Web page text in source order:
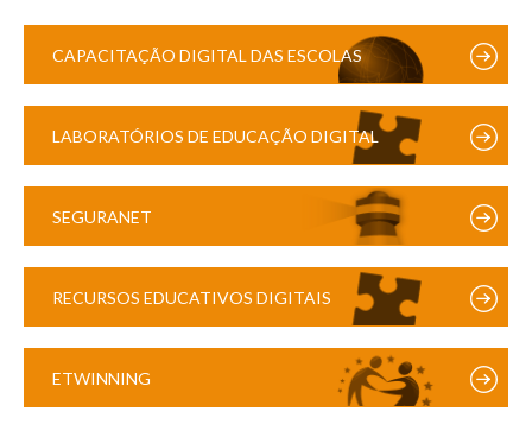
CAPACITAÇÃO DIGITAL DAS ESCOLAS
LABORATÓRIOS DE EDUCAÇÃO DIGITAL
SEGURANET
RECURSOS EDUCATIVOS DIGITAIS
ETWINNING